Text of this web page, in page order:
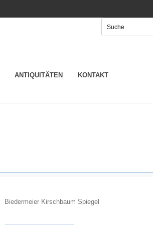
ANTIQUITÄTEN KONTAKT
Biedermeier Kirschbaum Spiegel